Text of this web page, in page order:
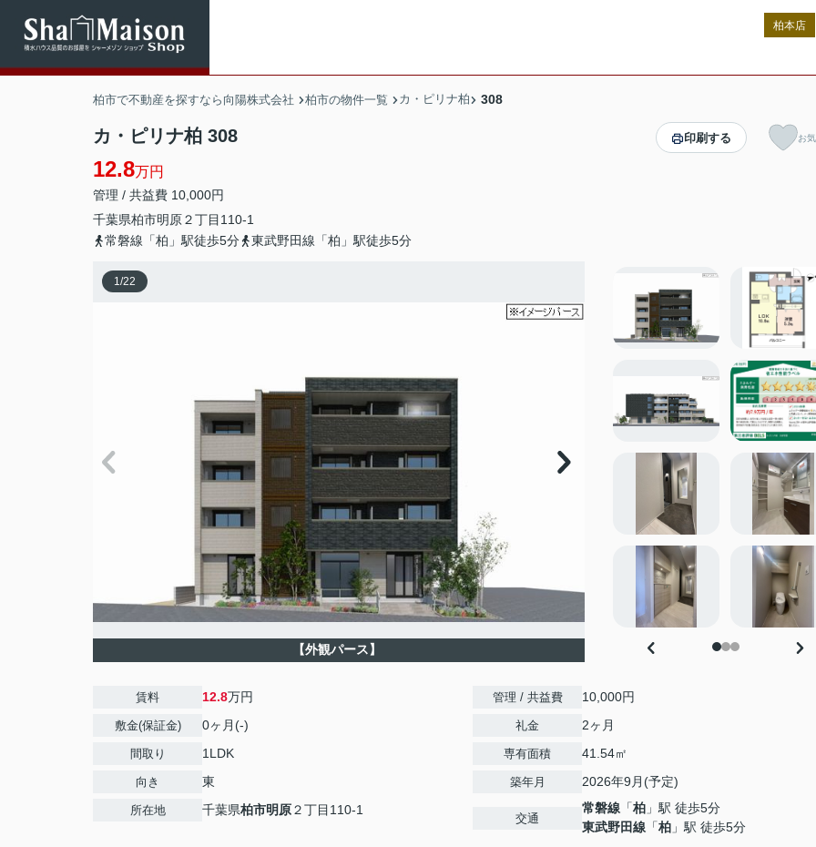
柏本店
柏市で不動産を探すなら向陽株式会社 柏市の物件一覧 カ・ピリナ柏 308
カ・ピリナ柏 308
12.8万円
管理 / 共益費 10,000円
千葉県柏市明原２丁目110-1
常磐線「柏」駅徒歩5分
東武野田線「柏」駅徒歩5分
印刷する お
1/22
【外観パース】
賃料 12.8万円
敷金(保証金) 0ヶ月(-)
間取り 1LDK
向き 東
所在地 千葉県柏市明原２丁目110-1
管理 / 共益費 10,000円
礼金 2ヶ月
専有面積 41.54㎡
築年月 2026年9月(予定)
交通
常磐線 「柏 」駅 徒歩5分
東武野田線 「柏 」駅 徒歩5分